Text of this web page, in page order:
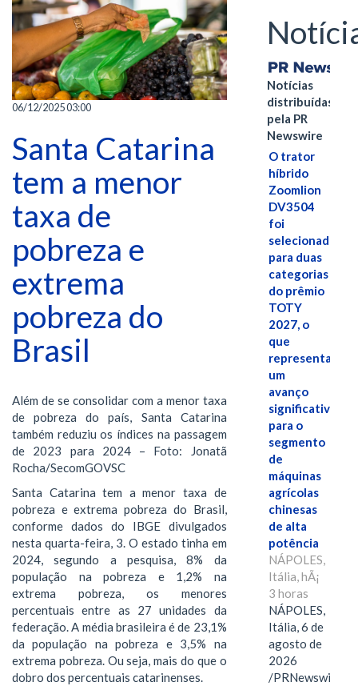
06/12/2025 03:00
Santa Catarina
tem a menor
taxa de
pobreza e
extrema
pobreza do
Brasil
Além de se consolidar com a menor taxa
de pobreza do país, Santa Catarina
também reduziu os índices na passagem
de 2023 para 2024 – Foto: Jonatã
Rocha/SecomGOVSC
Santa Catarina tem a menor taxa de
pobreza e extrema pobreza do Brasil,
conforme dados do IBGE divulgados
nesta quarta-feira, 3. O estado tinha em
2024, segundo a pesquisa, 8% da
população na pobreza e 1,2% na
extrema pobreza, os menores
percentuais entre as 27 unidades da
federação. A média brasileira é de 23,1%
da população na pobreza e 3,5% na
extrema pobreza. Ou seja, mais do que o
dobro dos percentuais catarinenses.
Notícias
distribuídas
pela PR
Newswire
O trator
híbrido
Zoomlion
DV3504
foi
selecionado
para duas
categorias
do prêmio
TOTY
2027, o
que
representa
um
avanço
significativo
para o
segmento
de
máquinas
agrícolas
chinesas
de alta
potência
NÁPOLES,
Itália, hÃ¡
3 horas
NÁPOLES,
Itália, 6 de
agosto de
2026
/PRNewswire/